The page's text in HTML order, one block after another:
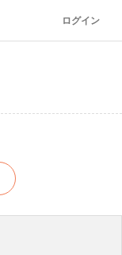
ログイン